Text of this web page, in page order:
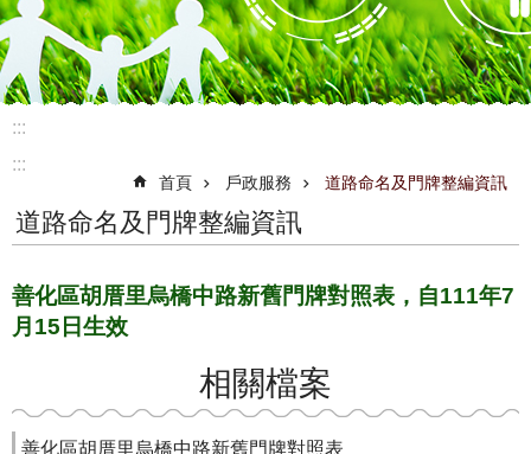
:::
:::
首頁 戶政服務 道路命名及門牌整編資訊
道路命名及門牌整編資訊
善化區胡厝里烏橋中路新舊門牌對照表，自111年7
月15日生效
相關檔案
善化區胡厝里烏橋中路新舊門牌對照表